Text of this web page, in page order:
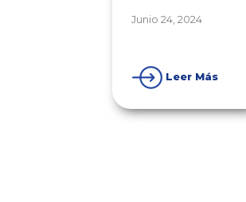
Junio 24, 2024
Leer Más